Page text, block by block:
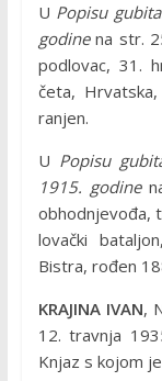
U Popisu
godinena str.
podlovac, 31.
četa,
ranjen.
U Popisu
1915. godine
obhodnjevođa,
lovački
Bistra, rođen
KRAJINA IVAN,
12. travnja
Knjaz s kojom